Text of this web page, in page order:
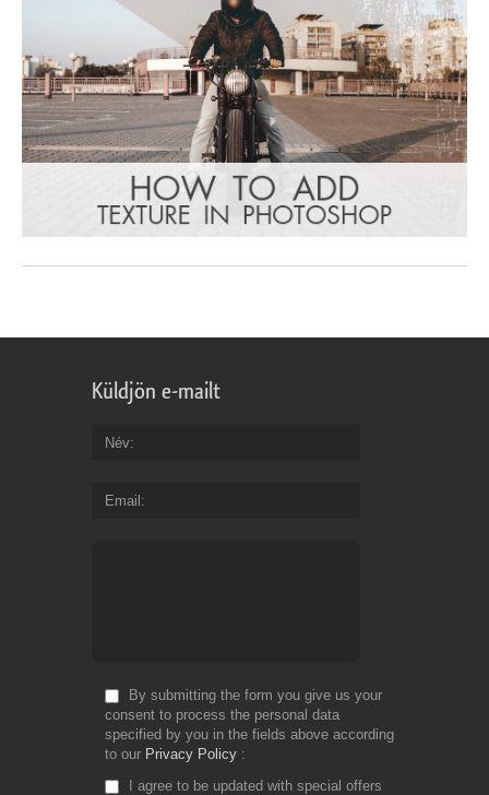
Küldjön e-mailt
Név
Email
By submitting the form you give us your
consent to process the personal data
specified by you in the fields above according
to our Privacy Policy
I agree to be updated with special offers